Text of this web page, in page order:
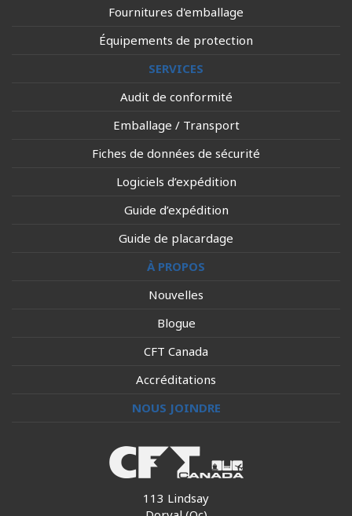
Fournitures d'emballage
Équipements de protection
SERVICES
Audit de conformité
Emballage / Transport
Fiches de données de sécurité
Logiciels d’expédition
Guide d’expédition
Guide de placardage
À PROPOS
Nouvelles
Blogue
CFT Canada
Accréditations
NOUS JOINDRE
113 Lindsay